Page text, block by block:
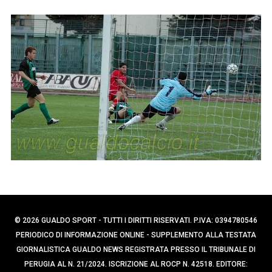
e
r
:
© 2026 GUALDO SPORT - TUTTI I DIRITTI RISERVATI. P.IVA: 0394780546
PERIODICO DI INFORMAZIONE ONLINE - SUPPLEMENTO ALLA TESTATA
GIORNALISTICA GUALDO NEWS REGISTRATA PRESSO IL TRIBUNALE DI
PERUGIA AL N. 21/2024. ISCRIZIONE AL ROCP N. 42518. EDITORE:
r
c
a
p
e
r
: